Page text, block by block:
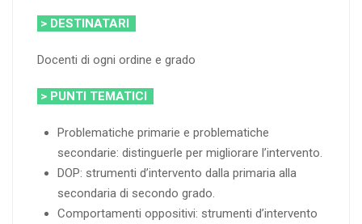
> DESTINATARI
Docenti di ogni ordine e grado
> PUNTI TEMATICI
Problematiche primarie e problematiche
secondarie: distinguerle per migliorare l’intervento.
DOP: strumenti d’intervento dalla primaria alla
secondaria di secondo grado.
Comportamenti oppositivi: strumenti d’intervento